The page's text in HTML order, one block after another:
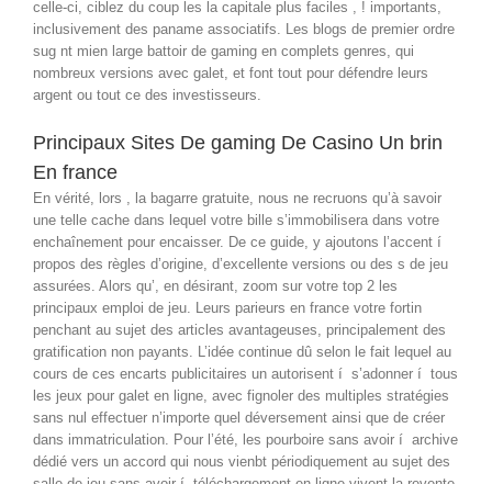
celle-ci, ciblez du coup les la capitale plus faciles , ! importants,
inclusivement des paname associatifs. Les blogs de premier ordre
sug nt mien large battoir de gaming en complets genres, qui
nombreux versions avec galet, et font tout pour défendre leurs
argent ou tout ce des investisseurs.
Principaux Sites De gaming De Casino Un brin
En france
En vérité, lors , la bagarre gratuite, nous ne recruons qu’à savoir
une telle cache dans lequel votre bille s’immobilisera dans votre
enchaînement pour encaisser. De ce guide, y ajoutons l’accent í
propos des règles d’origine, d’excellente versions ou des s de jeu
assurées. Alors qu’, en désirant, zoom sur votre top 2 les
principaux emploi de jeu. Leurs parieurs en france votre fortin
penchant au sujet des articles avantageuses, principalement des
gratification non payants. L’idée continue dû selon le fait lequel au
cours de ces encarts publicitaires un autorisent í s’adonner í tous
les jeux pour galet en ligne, avec fignoler des multiples stratégies
sans nul effectuer n’importe quel déversement ainsi que de créer
dans immatriculation. Pour l’été, les pourboire sans avoir í archive
dédié vers un accord qui nous vienbt périodiquement au sujet des